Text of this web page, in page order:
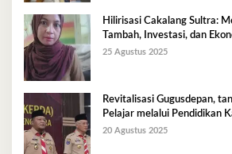
Hilirisasi Cakalang Sultra:
Tambah, Investasi, dan
Berkelanjutan
25 Agustus 2025
Revitalisasi Gugusdepan,
Pelajar melalui Pendidikan
20 Agustus 2025